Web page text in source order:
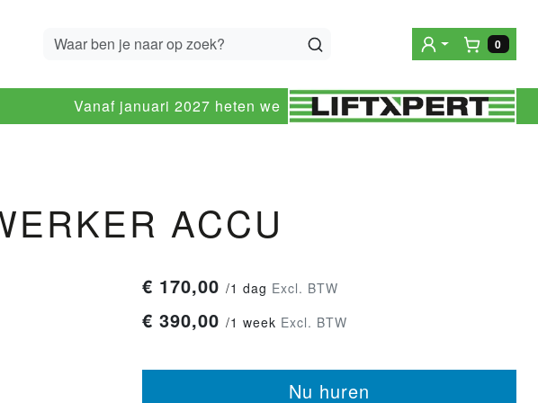
0
Vanaf januari 2027 heten we
ACCU
€ 170,00 /1 dag Excl. BTW
€ 390,00 /1 week Excl. BTW
Nu huren